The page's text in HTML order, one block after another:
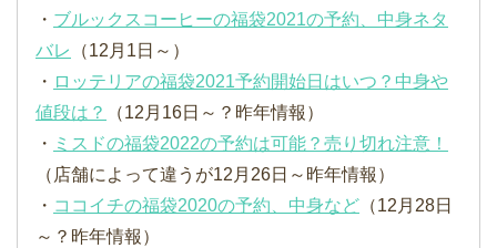
・ ブルックスコーヒーの福袋2021の予約、中身ネタ
バレ
（12月1日～）
・ ロッテリアの福袋2021予約開始日はいつ？中身や
値段は？
（12月16日～？昨年情報）
・ ミスドの福袋2022の予約は可能？売り切れ注意！
（店舗によって違うが12月26日～昨年情報）
・ ココイチの福袋2020の予約、中身など （12月28日
～？昨年情報）